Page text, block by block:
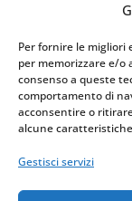
Per fornire le migliori
per memorizzare e/o
consenso a queste
comportamento di
acconsentire o
alcune
Gestisci servizi